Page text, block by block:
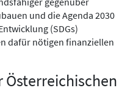
und die Agenda 2030
(SDGs)
dafür nötigen finanziellen
Österreichischen